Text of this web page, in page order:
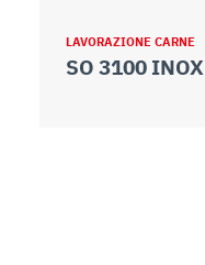
LAVORAZIONE CARNE
SO 3100 INOX